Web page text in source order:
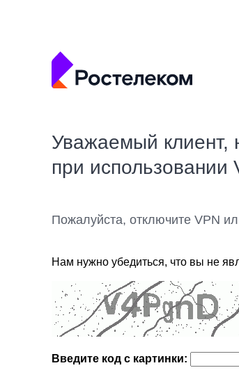
Уважаемый клиент,
при использовании
Пожалуйста, отключите VPN
Нам нужно убедиться, что вы не
Введите код с картинки: